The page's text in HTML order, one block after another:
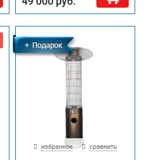
Бесплатная
доставка
избранное сравнить